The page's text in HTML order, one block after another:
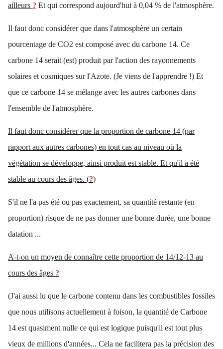
ailleurs ? Et qui correspond aujourd'hui à 0,04 % de l'atmosphère.
Il faut donc considérer que dans l'atmosphère un certain
pourcentage de CO2 est composé avec du carbone 14. Ce
carbone 14 serait (est) produit par l'action des rayonnements
solaires et cosmiques sur l'Azote. (Je viens de l'apprendre !) Et
que ce carbone 14 se mélange avec les autres carbones dans
l'ensemble de l'atmosphère.
Il faut donc considérer que la proportion de carbone 14 (par
rapport aux autres carbones) en tout cas au niveau où la
végétation se développe, ainsi produit est stable. Et qu'il a été
stable au cours des âges. (?)
S'il ne l'a pas été ou pas exactement, sa quantité restante (en
proportion) risque de ne pas donner une bonne durée, une bonne
datation ...
A-t-on un moyen de connaître cette proportion de 14/12-13 au
cours des âges ?
(J'ai aussi lu que le carbone contenu dans les combustibles fossiles
que nous utilisons actuellement à foison, la quantité de Carbone
14 est quasiment nulle ce qui est logique puisqu'il est tout plus
vieux de millions d'années... Cela ne facilitera pas la précision des